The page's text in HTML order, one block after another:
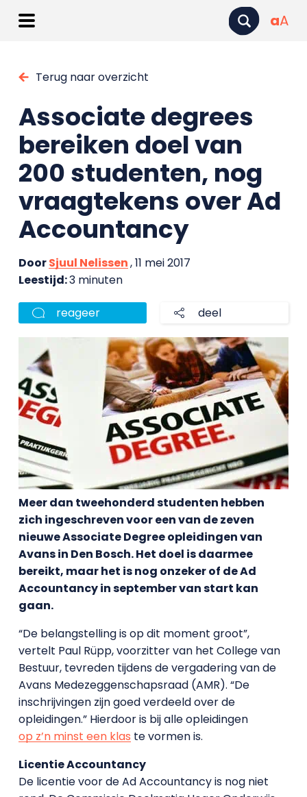
aA
Terug naar overzicht
Associate degrees
bereiken doel van
200 studenten, nog
vraagtekens over Ad
Accountancy
DoorSjuul Nelissen, 11 mei 2017
Leestijd:3 minuten
reageer deel
Meer dan tweehonderd studenten hebben
zich ingeschreven voor een van de zeven
nieuwe Associate Degree opleidingen van
Avans in Den Bosch. Het doel is daarmee
bereikt, maar het is nog onzeker of de Ad
Accountancy in september van start kan
gaan.
“De belangstelling is op dit moment groot”,
vertelt Paul Rüpp, voorzitter van het College van
Bestuur, tevreden tijdens de vergadering van de
Avans Medezeggenschapsraad (AMR). “De
inschrijvingen zijn goed verdeeld over de
opleidingen.” Hierdoor is bij alle opleidingen
op z’n minst een klas te vormen is.
Licentie Accountancy
De licentie voor de Ad Accountancy is nog niet